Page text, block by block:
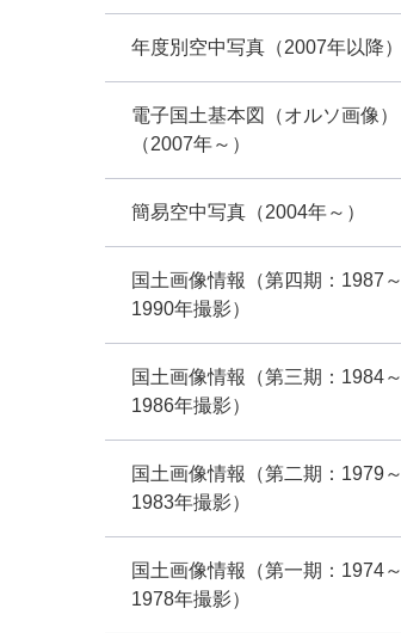
年度別空中写真（2007年以降）
電子国土基本図（オルソ画像）
（2007年～）
簡易空中写真（2004年～）
国土画像情報（第四期：1987～
1990年撮影）
国土画像情報（第三期：1984～
1986年撮影）
国土画像情報（第二期：1979～
1983年撮影）
国土画像情報（第一期：1974～
1978年撮影）